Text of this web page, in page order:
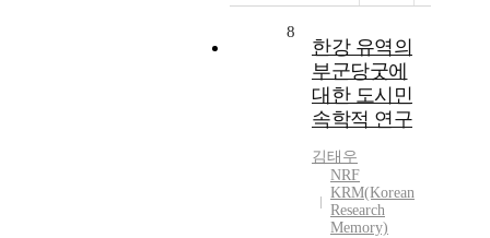
8
한강 유역의
부군당굿에
대한 도시민
속학적 연구
김태우
NRF
KRM(Korean
Research
Memory)